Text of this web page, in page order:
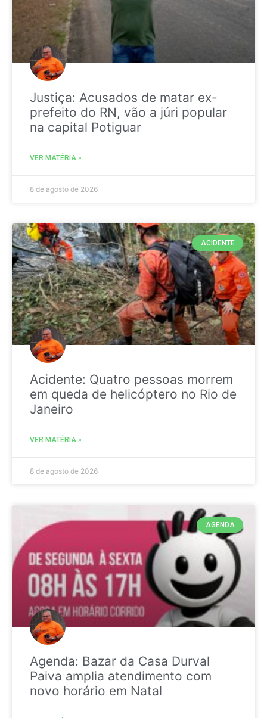
Justiça: Acusados de matar ex-
prefeito do RN, vão a júri popular
na capital Potiguar
VER MATÉRIA »
8 de agosto de 2026
ACIDENTE
Acidente: Quatro pessoas morrem
em queda de helicóptero no Rio de
Janeiro
VER MATÉRIA »
8 de agosto de 2026
AGENDA
Agenda: Bazar da Casa Durval
Paiva amplia atendimento com
novo horário em Natal